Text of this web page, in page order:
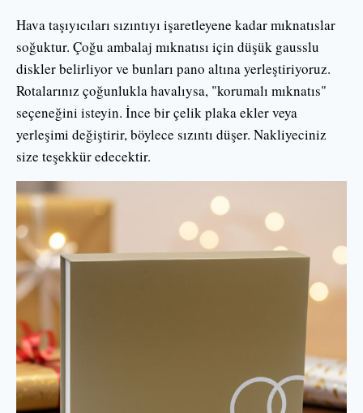
Hava taşıyıcıları sızıntıyı işaretleyene kadar mıknatıslar
soğuktur. Çoğu ambalaj mıknatısı için düşük gausslu
diskler belirliyor ve bunları pano altına yerleştiriyoruz.
Rotalarınız çoğunlukla havalıysa, "korumalı mıknatıs"
seçeneğini isteyin. İnce bir çelik plaka ekler veya
yerleşimi değiştirir, böylece sızıntı düşer. Nakliyeciniz
size teşekkür edecektir.